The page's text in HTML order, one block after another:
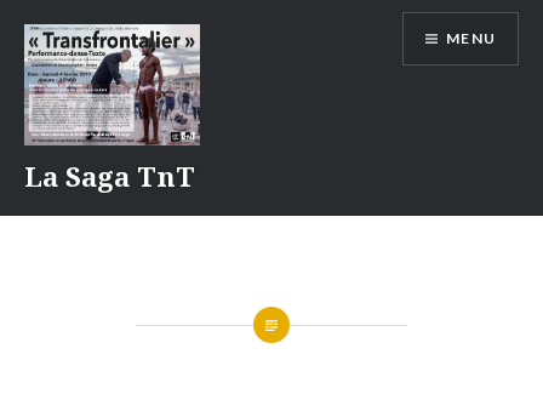
contenu
La Saga TnT
MENU